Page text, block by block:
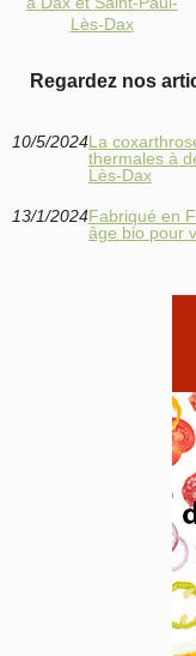
Lès-Dax
Regardez nos
10/5/2024La
thermales à
Lès-Dax
13/1/2024Fabriqué en
âge bio pour